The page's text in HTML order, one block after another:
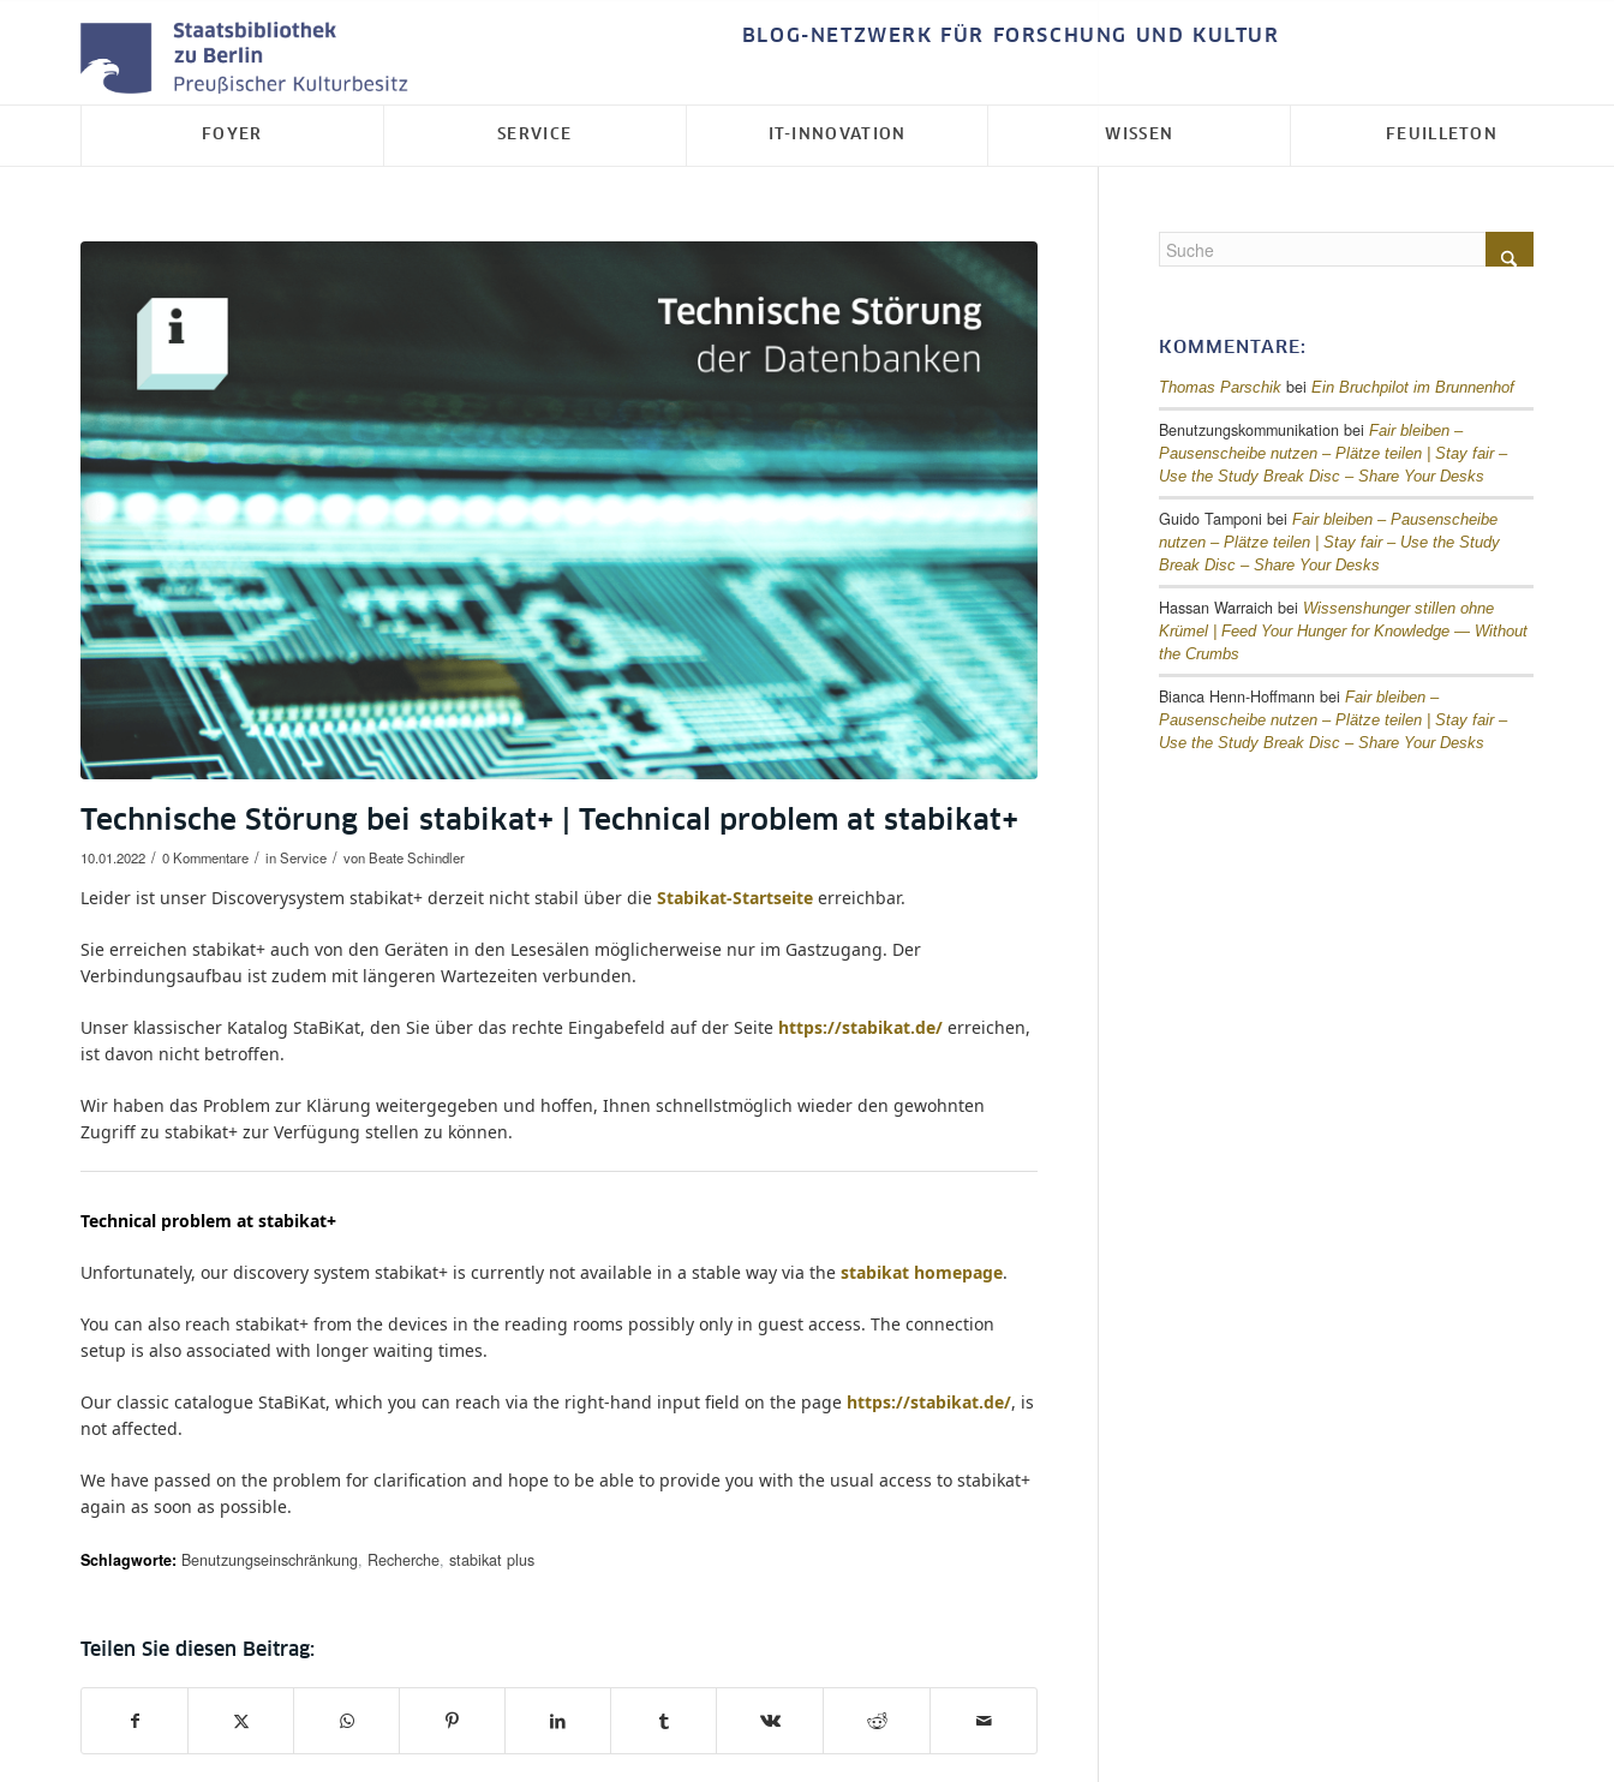
BLOG-NETZWERK FÜR FORSCHUNG UND KULTUR
FOYER SERVICE IT-INNOVATION WISSEN FEUILLETON
Technische Störung bei stabikat+ | Technical problem at stabikat+
10.01.2022 / 0 Kommentare / inService / von Beate Schindler
Leider ist unser Discoverysystem stabikat+ derzeit nicht stabil über die Stabikat-Startseite erreichbar.
Sie erreichen stabikat+ auch von den Geräten in den Lesesälen möglicherweise nur im Gastzugang. Der
Verbindungsaufbau ist zudem mit längeren Wartezeiten verbunden.
Unser klassischer Katalog StaBiKat, den Sie über das rechte Eingabefeld auf der Seite https://stabikat.de/ erreichen,
ist davon nicht betroffen.
Wir haben das Problem zur Klärung weitergegeben und hoffen, Ihnen schnellstmöglich wieder den gewohnten
Zugriff zu stabikat+ zur Verfügung stellen zu können.
Technical problem at stabikat+
Unfortunately, our discovery system stabikat+ is currently not available in a stable way via the stabikat homepage.
You can also reach stabikat+ from the devices in the reading rooms possibly only in guest access. The connection
setup is also associated with longer waiting times.
Our classic catalogue StaBiKat, which you can reach via the right-hand input field on the page https://stabikat.de/, is
not affected.
We have passed on the problem for clarification and hope to be able to provide you with the usual access to stabikat+
again as soon as possible.
Schlagworte: Benutzungseinschränkung, Recherche, stabikat plus
KOMMENTARE:
Thomas Parschik bei Ein Bruchpilot im Brunnenhof
Benutzungskommunikation bei Fair bleiben –
Pausenscheibe nutzen – Plätze teilen | Stay fair –
Use the Study Break Disc – Share Your Desks
Guido Tamponi bei Fair bleiben – Pausenscheibe
nutzen – Plätze teilen | Stay fair – Use the Study
Break Disc – Share Your Desks
Hassan Warraich bei Wissenshunger stillen ohne
Krümel | Feed Your Hunger for Knowledge — Without
the Crumbs
Bianca Henn-Hoffmann bei Fair bleiben –
Pausenscheibe nutzen – Plätze teilen | Stay fair –
Use the Study Break Disc – Share Your Desks